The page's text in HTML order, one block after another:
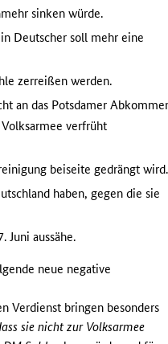
sinken würde.
Deutscher soll mehr eine
zerreißen werden.
an das Potsdamer
verfrüht
beiseite gedrängt
haben, gegen die sie
Juni aussähe.
neue negative
Verdienst bringen besonders
sie nicht zur Volksarmee